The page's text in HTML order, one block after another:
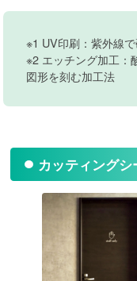
※1 UV印刷：紫外線
※2 エッチング加工：
図形を刻む加工法
カッティング